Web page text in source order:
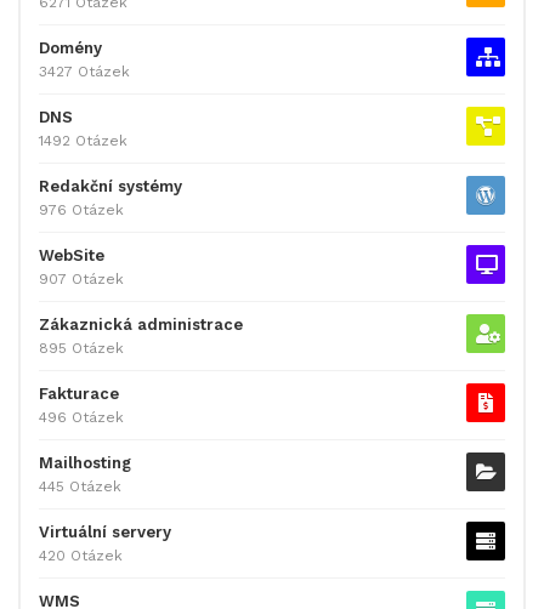
Domény
3427 Otázek
DNS
1492 Otázek
Redakční systémy
976 Otázek
WebSite
907 Otázek
Zákaznická administrace
895 Otázek
Fakturace
496 Otázek
Mailhosting
445 Otázek
Virtuální servery
420 Otázek
WMS